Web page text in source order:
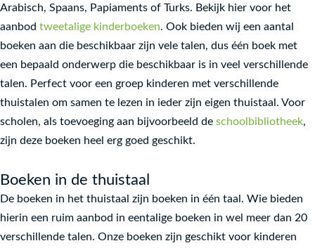
Olaf Koens
Kathleen Amant
R. J. Palacio
Ewa Nowak
Iga Scibek
Sylvia Vanden Heede
Bogus Janiszewski
Arabisch, Spaans, Papiaments of Turks. Bekijk hier voor het
aanbod tweetalige kinderboeken. Ook bieden wij een aantal
boeken aan die beschikbaar zijn vele talen, dus één boek met
een bepaald onderwerp die beschikbaar is in veel verschillende
talen. Perfect voor een groep kinderen met verschillende
thuistalen om samen te lezen in ieder zijn eigen thuistaal. Voor
scholen, als toevoeging aan bijvoorbeeld de schoolbibliotheek,
zijn deze boeken heel erg goed geschikt.
Boeken in de thuistaal
De boeken in het thuistaal zijn boeken in één taal. Wie bieden
hierin een ruim aanbod in eentalige boeken in wel meer dan 20
verschillende talen. Onze boeken zijn geschikt voor kinderen